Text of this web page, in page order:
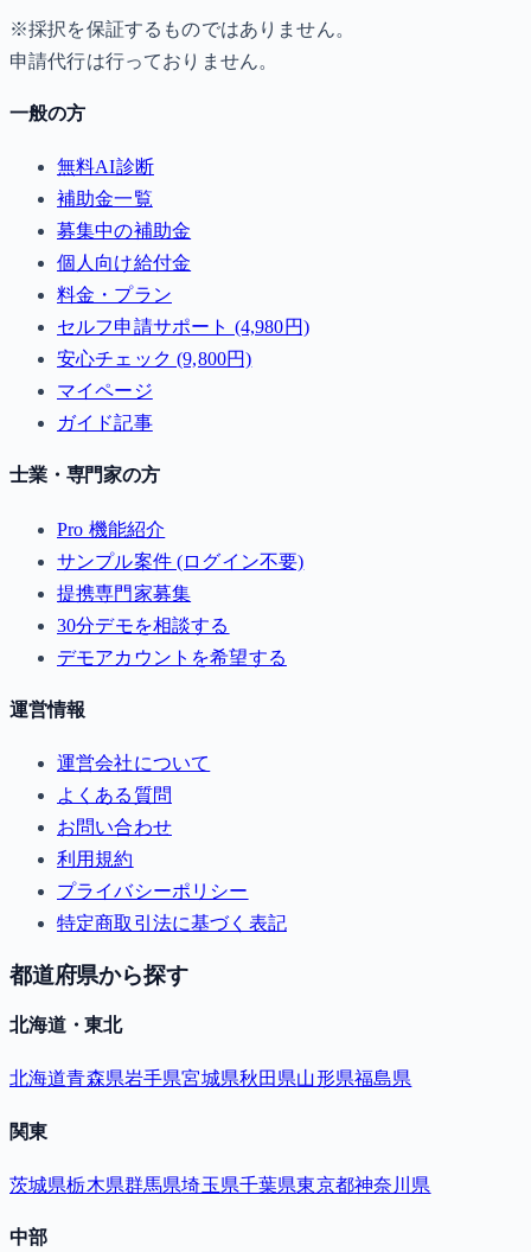
※採択を保証するものではありません。
申請代行は行っておりません。
一般の方
無料AI診断
補助金一覧
募集中の補助金
個人向け給付金
料金・プラン
セルフ申請サポート (4,980円)
安心チェック (9,800円)
マイページ
ガイド記事
士業・専門家の方
Pro 機能紹介
サンプル案件 (ログイン不要)
提携専門家募集
30分デモを相談する
デモアカウントを希望する
運営情報
運営会社について
よくある質問
お問い合わせ
利用規約
プライバシーポリシー
特定商取引法に基づく表記
都道府県から探す
北海道・東北
北海道青森県岩手県宮城県秋田県山形県福島県
関東
茨城県栃木県群馬県埼玉県千葉県東京都神奈川県
中部